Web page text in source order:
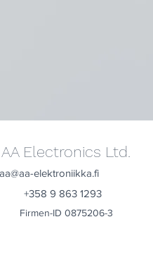
AA Electronics Ltd.
elektroniikka.fi
+358 9 863 1293
Firmen-ID 0875206-3